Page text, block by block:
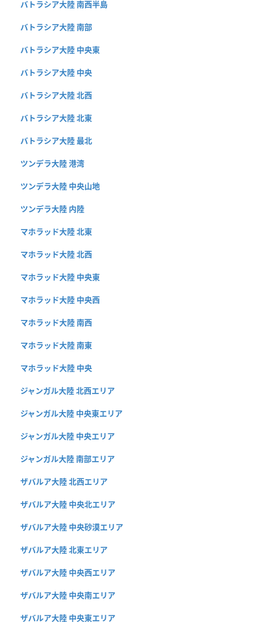
バトラシア大陸 南西半島
バトラシア大陸 南部
バトラシア大陸 中央東
バトラシア大陸 中央
バトラシア大陸 北西
バトラシア大陸 北東
バトラシア大陸 最北
ツンデラ大陸 港湾
ツンデラ大陸 中央山地
ツンデラ大陸 内陸
マホラッド大陸 北東
マホラッド大陸 北西
マホラッド大陸 中央東
マホラッド大陸 中央西
マホラッド大陸 南西
マホラッド大陸 南東
マホラッド大陸 中央
ジャンガル大陸 北西エリア
ジャンガル大陸 中央東エリア
ジャンガル大陸 中央エリア
ジャンガル大陸 南部エリア
ザバルア大陸 北西エリア
ザバルア大陸 中央北エリア
ザバルア大陸 中央砂漠エリア
ザバルア大陸 北東エリア
ザバルア大陸 中央西エリア
ザバルア大陸 中央南エリア
ザバルア大陸 中央東エリア